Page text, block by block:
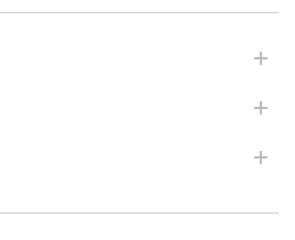
スタンドカラーレトロジャケット / Stand Collar Retro Jacket